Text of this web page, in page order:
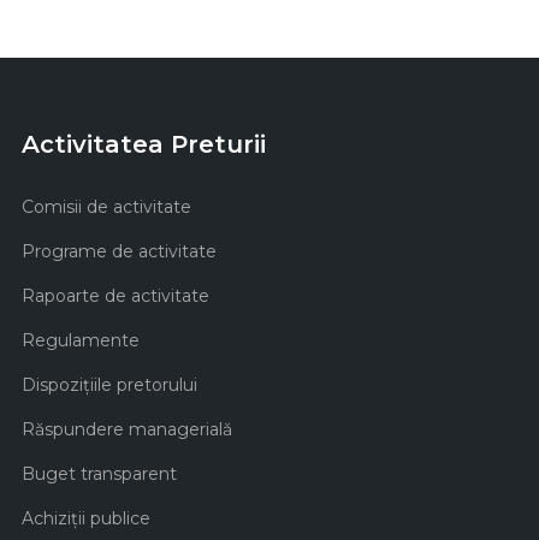
Activitatea Preturii
Comisii de activitate
Programe de activitate
Rapoarte de activitate
Regulamente
Dispozițiile pretorului
Răspundere managerială
Buget transparent
Achiziţii publice